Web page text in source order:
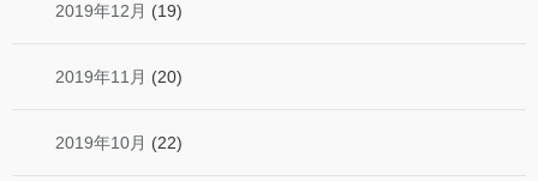
2019年12月 (19)
2019年11月 (20)
2019年10月 (22)